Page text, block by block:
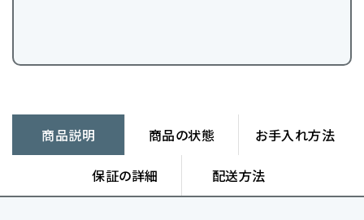
商品説明 商品の状態 お手入れ方法
保証の詳細 配送方法